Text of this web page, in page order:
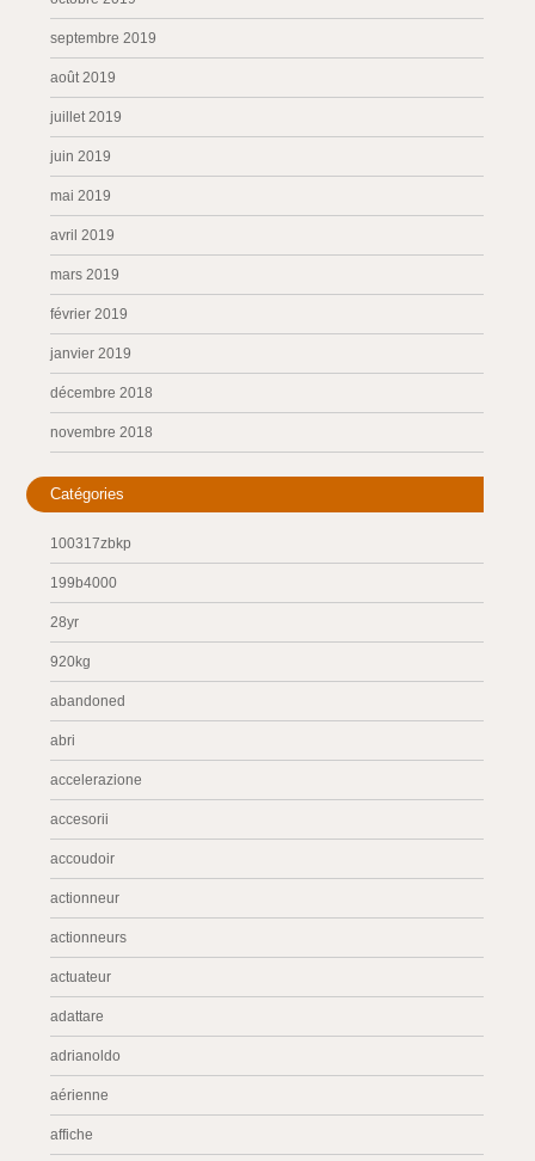
septembre 2019
août 2019
juillet 2019
juin 2019
mai 2019
avril 2019
mars 2019
février 2019
janvier 2019
décembre 2018
novembre 2018
Catégories
100317zbkp
199b4000
28yr
920kg
abandoned
abri
accelerazione
accesorii
accoudoir
actionneur
actionneurs
actuateur
adattare
adrianoldo
aérienne
affiche